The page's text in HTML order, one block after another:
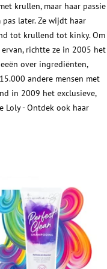
krullen, maar haar passie
later. Ze wijdt haar
tot krullend tot kinky. Om
richtte ze in 2005 het
over ingrediënten,
andere mensen met
in 2009 het exclusieve,
Loly - Ontdek ook haar